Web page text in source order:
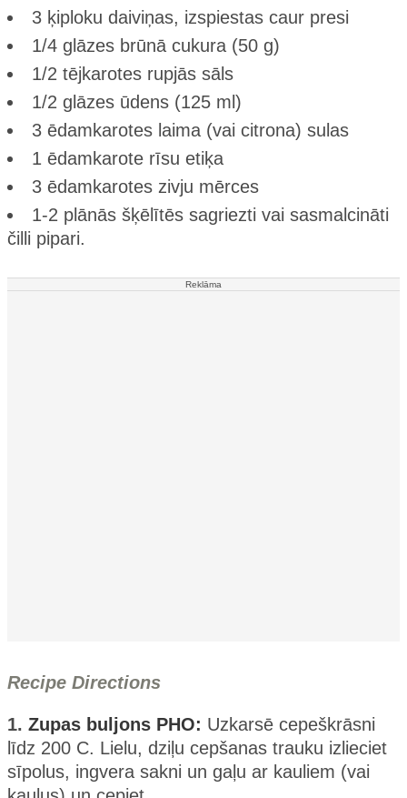
3 ķiploku daiviņas, izspiestas caur presi
1/4 glāzes brūnā cukura (50 g)
1/2 tējkarotes rupjās sāls
1/2 glāzes ūdens (125 ml)
3 ēdamkarotes laima (vai citrona) sulas
1 ēdamkarote rīsu etiķa
3 ēdamkarotes zivju mērces
1-2 plānās šķēlītēs sagriezti vai sasmalcināti
čilli pipari.
Reklāma
Recipe Directions
1. Zupas buljons PHO: Uzkarsē cepeškrāsni
līdz 200 C. Lielu, dziļu cepšanas trauku izlieciet
sīpolus, ingvera sakni un gaļu ar kauliem (vai